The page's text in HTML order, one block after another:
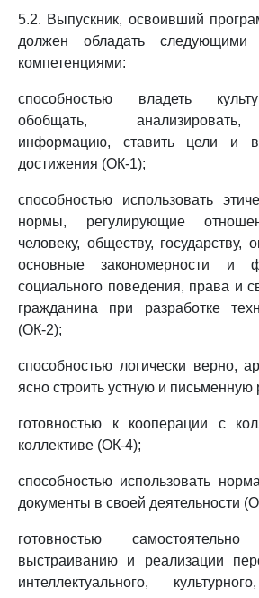
5.2. Выпускник, освоивший
должен обладать следующими
компетенциями:
способностью владеть
обобщать,
информацию, ставить цели и
достижения (ОК-1);
способностью использовать
нормы, регулирующие
человеку, обществу, государству,
основные закономерности и
социального поведения, права и
гражданина при разработке
(ОК-2);
способностью логически верно,
ясно строить устную и письменную
готовностью к кооперации с
коллективе (ОК-4);
способностью использовать
документы в своей деятельности
готовностью
выстраиванию и реализации
интеллектуального,